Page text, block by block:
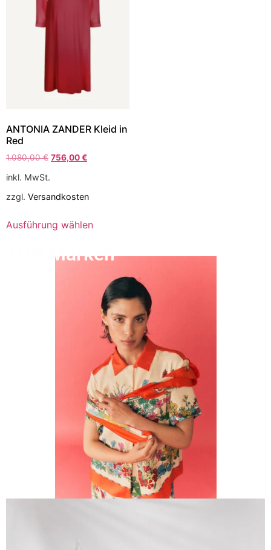
ANTONIA ZANDER Kleid in
Red
1.080,00€ 756,00€
inkl. MwSt.
zzgl. Versandkosten
Ausführung wählen
TOP Marken